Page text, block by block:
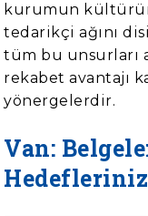
kurumun
tedarikçi ağını
tüm bu unsurları
rekabet avantajı
yönergelerdir.
Van: